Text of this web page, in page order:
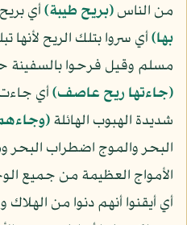
من الناس﴿بريح طيبة﴾أي
بها﴾أي سروا بتلك الريح
مسلم وقيل فرحوا بالسفينة
﴿جاءتها ريح عاصف﴾أي
شديدة الهبوب الهائلة
البحر والموج اضطراب البحر
الأمواج العظيمة من جميع
أي أيقنوا أنهم دنوا من